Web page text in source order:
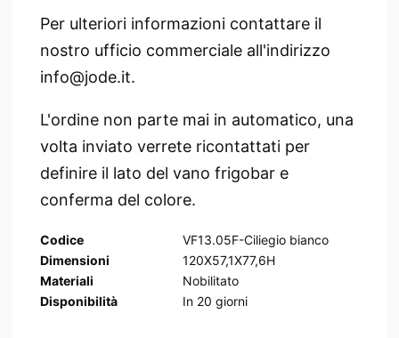
Per ulteriori informazioni contattare il
nostro ufficio commerciale all'indirizzo
info@jode.it.
L'ordine non parte mai in automatico, una
volta inviato verrete ricontattati per
definire il lato del vano frigobar e
conferma del colore.
Codice
VF13.05F-Ciliegio bianco
Dimensioni
120X57,1X77,6H
Materiali
Nobilitato
Disponibilità
In 20 giorni